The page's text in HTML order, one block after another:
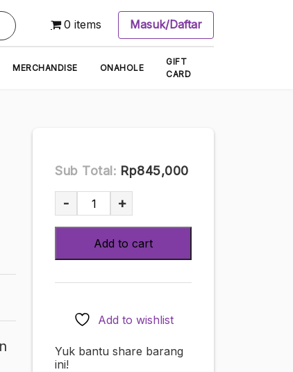
Masuk/Daftar
0 items
MERCHANDISE ONAHOLE
GIFT
CARD
Sub Total: Rp845,000
Sano
Hinako
Photobook
Edition
pages)
- +
Add to cart
Add to wishlist
Yuk bantu share barang
ini!